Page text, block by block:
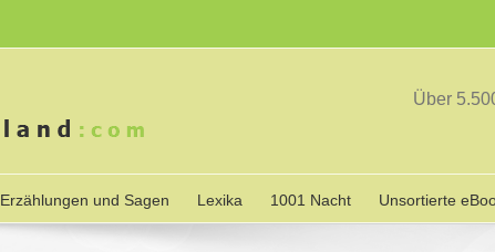
Über
Erzählungen und Sagen Lexika 1001 Nacht Unsortierte